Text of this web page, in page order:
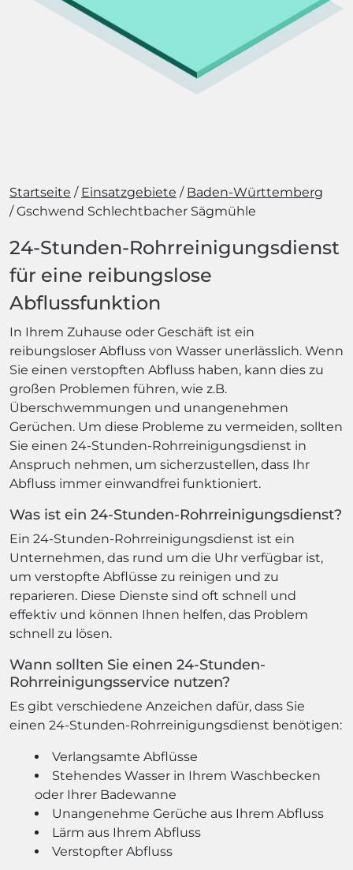
Startseite Einsatzgebiete
Baden-Württemberg
Gschwend Schlechtbacher Sägmühle
24-Stunden-Rohrreinigungsdienst
für eine reibungslose
Abflussfunktion
In Ihrem Zuhause oder Geschäft ist ein
reibungsloser Abfluss von Wasser unerlässlich. Wenn
Sie einen verstopften Abfluss haben, kann dies zu
großen Problemen führen, wie z.B.
Überschwemmungen und unangenehmen
Gerüchen. Um diese Probleme zu vermeiden, sollten
Sie einen 24-Stunden-Rohrreinigungsdienst in
Anspruch nehmen, um sicherzustellen, dass Ihr
Abfluss immer einwandfrei funktioniert.
Was ist ein 24-Stunden-Rohrreinigungsdienst?
Ein 24-Stunden-Rohrreinigungsdienst ist ein
Unternehmen, das rund um die Uhr verfügbar ist,
um verstopfte Abflüsse zu reinigen und zu
reparieren. Diese Dienste sind oft schnell und
effektiv und können Ihnen helfen, das Problem
schnell zu lösen.
Wann sollten Sie einen 24-Stunden-
Rohrreinigungsservice nutzen?
Es gibt verschiedene Anzeichen dafür, dass Sie
einen 24-Stunden-Rohrreinigungsdienst benötigen:
Verlangsamte Abflüsse
Stehendes Wasser in Ihrem Waschbecken
oder Ihrer Badewanne
Unangenehme Gerüche aus Ihrem Abfluss
Lärm aus Ihrem Abfluss
Verstopfter Abfluss